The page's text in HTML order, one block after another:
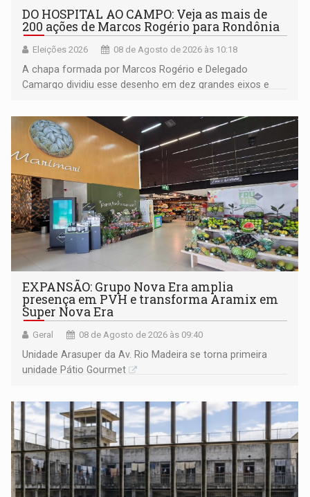
DO HOSPITAL AO CAMPO: Veja as mais de
200 ações de Marcos Rogério para Rondônia
Eleições 2026 08 de Agosto de 2026 às 10:18
A chapa formada por Marcos Rogério e Delegado
Camargo dividiu esse desenho em dez grandes eixos e
EXPANSÃO: Grupo Nova Era amplia
presença em PVH e transforma Aramix em
Super Nova Era
Geral 08 de Agosto de 2026 às 09:40
Unidade Arasuper da Av. Rio Madeira se torna primeira
unidade Pátio Gourmet